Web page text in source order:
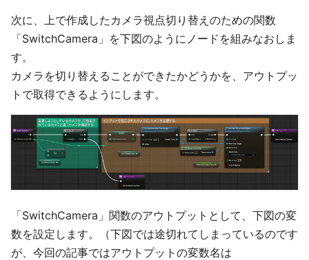
次に、上で作成したカメラ視点切り替えのための関数
「SwitchCamera」を下図のようにノードを組みなおしま
す。
カメラを切り替えることができたかどうかを、アウトプッ
トで取得できるようにします。
「SwitchCamera」関数のアウトプットとして、下図の変
数を設定します。（下図では途切れてしまっているのです
が、今回の記事ではアウトプットの変数名は